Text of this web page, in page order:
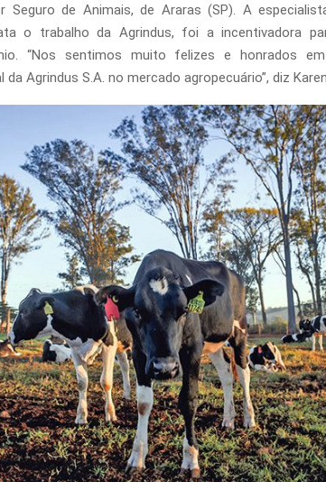
Seguro de Animais, de Araras (SP). A
o trabalho da Agrindus, foi a incentivadora
“Nos sentimos muito felizes e honrados
Agrindus S.A. no mercado agropecuário”, diz